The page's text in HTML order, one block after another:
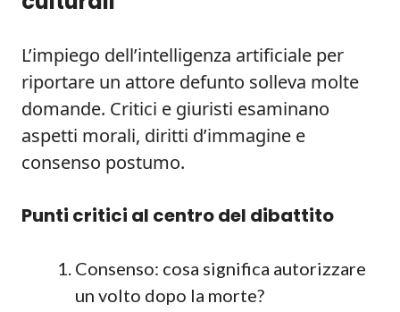
L’impiego dell’intelligenza artificiale per
riportare un attore defunto solleva molte
domande. Critici e giuristi esaminano
aspetti morali, diritti d’immagine e
consenso postumo.
Punti critici al centro del dibattito
Consenso: cosa significa autorizzare
un volto dopo la morte?